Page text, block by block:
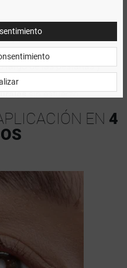
y probar otro estilo? Todo
unremovedor de
largo de las pestañas y
de pestañas DIY
sin esfuerzo.
EN 4